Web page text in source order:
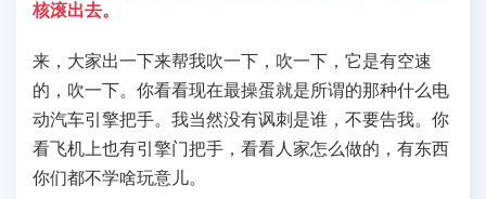
核滚出去。
来，大家出一下来帮我吹一下，吹一下，它是有空速
的，吹一下。你看看现在最操蛋就是所谓的那种什么电
动汽车引擎把手。我当然没有讽刺是谁，不要告我。你
看飞机上也有引擎门把手，看看人家怎么做的，有东西
你们都不学啥玩意儿。